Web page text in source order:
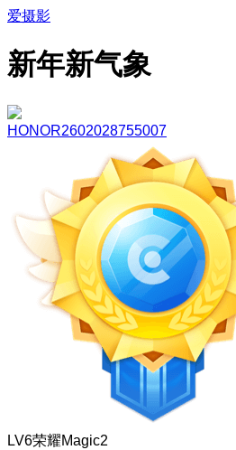
爱摄影
新年新气象
HONOR2602028755007
LV6荣耀Magic2